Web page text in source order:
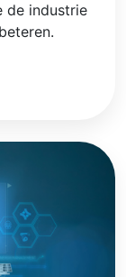
de industrie